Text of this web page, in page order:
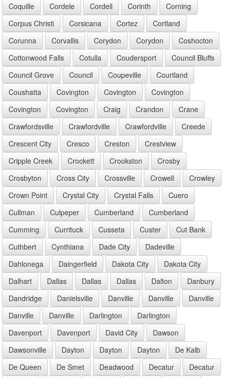
Coquille
Cordele Cordell Corinth
Corning
Corpus Christi
Corsicana Cortez
Cortland
Corunna
Corvallis Corydon Corydon
Coshocton
Cottonwood Falls
Cotulla Coudersport
Council Bluffs
Council Grove
Council Coupeville
Courtland
Coushatta
Covington Covington
Covington
Covington
Covington Craig Crandon
Crane
Crawfordsville
Crawfordville Crawfordville
Creede
Crescent City
Cresco Creston
Crestview
Cripple Creek
Crockett Crookston
Crosby
Crosbyton
Cross City Crossville Crowell
Crowley
Crown Point
Crystal City Crystal Falls
Cuero
Cullman
Culpeper Cumberland
Cumberland
Cumming
Currituck Cusseta Custer
Cut Bank
Cuthbert
Cynthiana Dade City
Dadeville
Dahlonega
Daingerfield Dakota City
Dakota City
Dalhart
Dallas Dallas Dallas Dalton
Danbury
Dandridge
Danielsville Danville Danville
Danville
Danville
Danville Darlington
Darlington
Davenport
Davenport David City
Dawson
Dawsonville
Dayton Dayton Dayton
De Kalb
De Queen
De Smet Deadwood Decatur
Decatur